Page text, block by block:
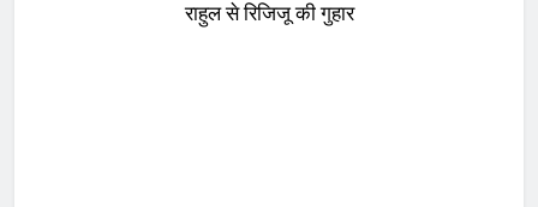
राहुल से रिजिजू की गुहार